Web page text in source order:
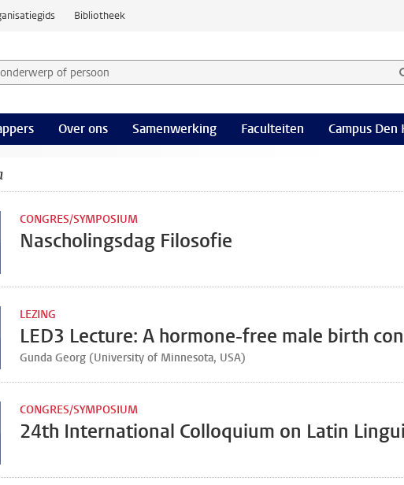
Bibliotheek
of persoon en selecteer categorie
Over ons Samenwerking Faculteiten Campus Den
CONGRES/SYMPOSIUM
Nascholingsdag Filosofie
LEZING
LED3 Lecture: A hormone-free male birth
Gunda Georg (University of Minnesota, USA)
CONGRES/SYMPOSIUM
24th International Colloquium on Latin